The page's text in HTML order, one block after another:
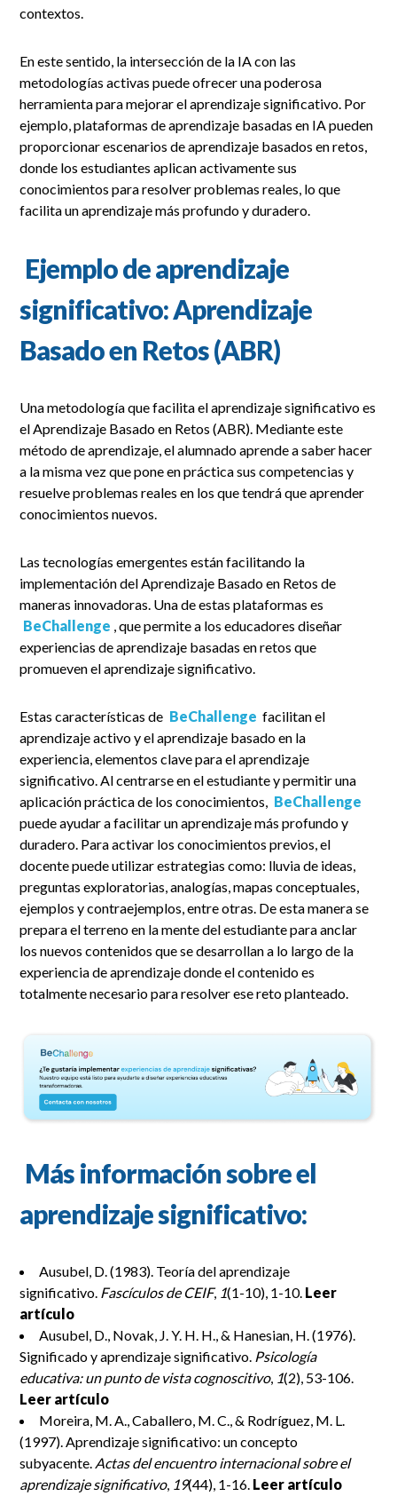
contextos.
En este sentido, la intersección de la IA con las
metodologías activas puede ofrecer una poderosa
herramienta para mejorar el aprendizaje significativo. Por
ejemplo, plataformas de aprendizaje basadas en IA pueden
proporcionar escenarios de aprendizaje basados en retos,
donde los estudiantes aplican activamente sus
conocimientos para resolver problemas reales, lo que
facilita un aprendizaje más profundo y duradero.
Ejemplo de aprendizaje
significativo: Aprendizaje
Basado en Retos (ABR)
Una metodología que facilita el aprendizaje significativo es
el Aprendizaje Basado en Retos (ABR). Mediante este
método de aprendizaje, el alumnado aprende a saber hacer
a la misma vez que pone en práctica sus competencias y
resuelve problemas reales en los que tendrá que aprender
conocimientos nuevos.
Las tecnologías emergentes están facilitando la
implementación del Aprendizaje Basado en Retos de
maneras innovadoras. Una de estas plataformas es
BeChallenge , que permite a los educadores diseñar
experiencias de aprendizaje basadas en retos que
promueven el aprendizaje significativo.
Estas características de BeChallenge facilitan el
aprendizaje activo y el aprendizaje basado en la
experiencia, elementos clave para el aprendizaje
significativo. Al centrarse en el estudiante y permitir una
aplicación práctica de los conocimientos,
BeChallenge
puede ayudar a facilitar un aprendizaje más profundo y
duradero. Para activar los conocimientos previos, el
docente puede utilizar estrategias como: lluvia de ideas,
preguntas exploratorias, analogías, mapas conceptuales,
ejemplos y contraejemplos, entre otras. De esta manera se
prepara el terreno en la mente del estudiante para anclar
los nuevos contenidos que se desarrollan a lo largo de la
experiencia de aprendizaje donde el contenido es
totalmente necesario para resolver ese reto planteado.
Más información sobre el
aprendizaje significativo:
Ausubel, D. (1983). Teoría del aprendizaje
significativo. Fascículos de CEIF, 1(1-10), 1-10. Leer
artículo
Ausubel, D., Novak, J. Y. H. H., & Hanesian, H. (1976).
Significado y aprendizaje significativo. Psicología
educativa: un punto de vista cognoscitivo, 1(2), 53-106.
Leer artículo
Moreira, M. A., Caballero, M. C., & Rodríguez, M. L.
(1997). Aprendizaje significativo: un concepto
subyacente. Actas del encuentro internacional sobre el
aprendizaje significativo, 19(44), 1-16. Leer artículo